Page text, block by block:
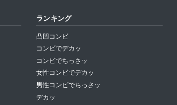
ランキング
凸凹コンビ
コンビでデカッ
コンビでちっさッ
女性コンビでデカッ
男性コンビでちっさッ
デカッ